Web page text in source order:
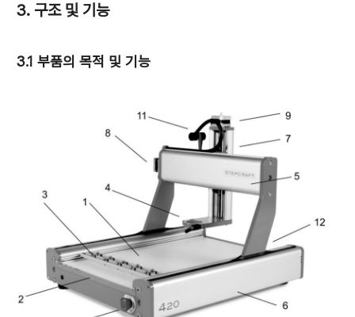
3. 구조 및 기능
3.1 부품의 목적 및 기능